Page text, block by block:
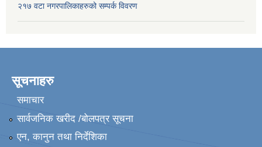
२१७ वटा नगरपालिकाहरुको सम्पर्क विवरण
सूचनाहरु
समाचार
सार्वजनिक खरीद /बोलपत्र सूचना
एन, कानुन तथा निर्देशिका